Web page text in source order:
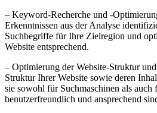
– Keyword-Recherche und -
Erkenntnissen aus der Analyse
Suchbegriffe für Ihre Zielregion und
Website entsprechend.
– Optimierung der Website-Struktur
Struktur Ihrer Website sowie deren
sie sowohl für Suchmaschinen als
benutzerfreundlich und ansprechend